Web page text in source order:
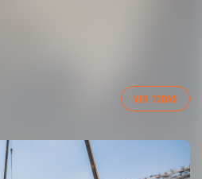
VER TODAS